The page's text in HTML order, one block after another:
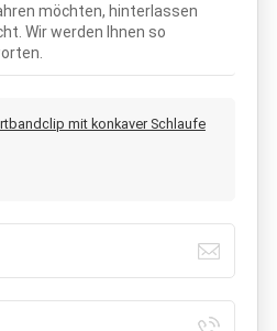
möchten, hinterlassen
Wir werden Ihnen so
mit konkaver Schlaufe